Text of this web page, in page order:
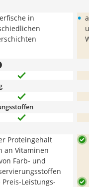
in
•
Proteingehalt
an Vitaminen
Farb- und
Preis-Leistungs-